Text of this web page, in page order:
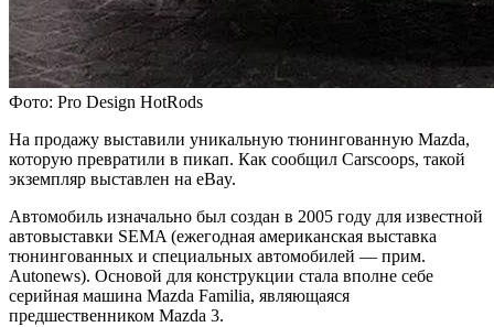
Фото: Pro Design HotRods
На продажу выставили уникальную тюнингованную Mazda,
которую превратили в пикап. Как сообщил Carscoops, такой
экземпляр выставлен на eBay.
Автомобиль изначально был создан в 2005 году для известной
автовыставки SEMA (ежегодная американская выставка
тюнингованных и специальных автомобилей — прим.
Autonews). Основой для конструкции стала вполне себе
серийная машина Mazda Familia, являющаяся
предшественником Mazda 3.